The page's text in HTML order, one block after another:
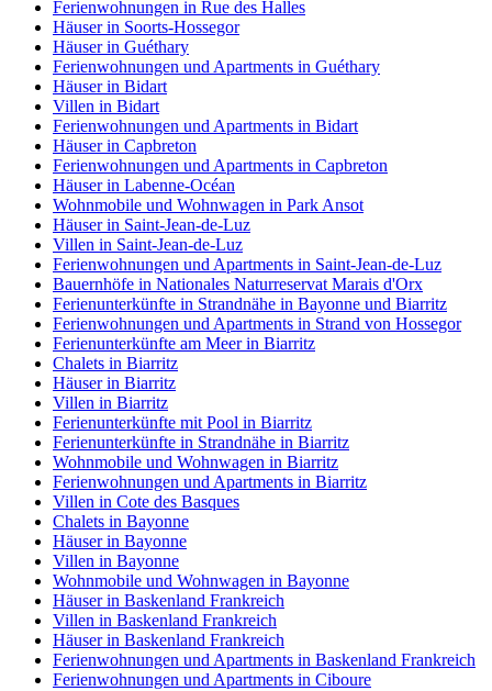
Ferienwohnungen in Rue des Halles
Häuser in Soorts-Hossegor
Häuser in Guéthary
Ferienwohnungen und Apartments in Guéthary
Häuser in Bidart
Villen in Bidart
Ferienwohnungen und Apartments in Bidart
Häuser in Capbreton
Ferienwohnungen und Apartments in Capbreton
Häuser in Labenne-Océan
Wohnmobile und Wohnwagen in Park Ansot
Häuser in Saint-Jean-de-Luz
Villen in Saint-Jean-de-Luz
Ferienwohnungen und Apartments in Saint-Jean-de-Luz
Bauernhöfe in Nationales Naturreservat Marais d'Orx
Ferienunterkünfte in Strandnähe in Bayonne und Biarritz
Ferienwohnungen und Apartments in Strand von Hossegor
Ferienunterkünfte am Meer in Biarritz
Chalets in Biarritz
Häuser in Biarritz
Villen in Biarritz
Ferienunterkünfte mit Pool in Biarritz
Ferienunterkünfte in Strandnähe in Biarritz
Wohnmobile und Wohnwagen in Biarritz
Ferienwohnungen und Apartments in Biarritz
Villen in Cote des Basques
Chalets in Bayonne
Häuser in Bayonne
Villen in Bayonne
Wohnmobile und Wohnwagen in Bayonne
Häuser in Baskenland Frankreich
Villen in Baskenland Frankreich
Häuser in Baskenland Frankreich
Ferienwohnungen und Apartments in Baskenland Frankreich
Ferienwohnungen und Apartments in Ciboure